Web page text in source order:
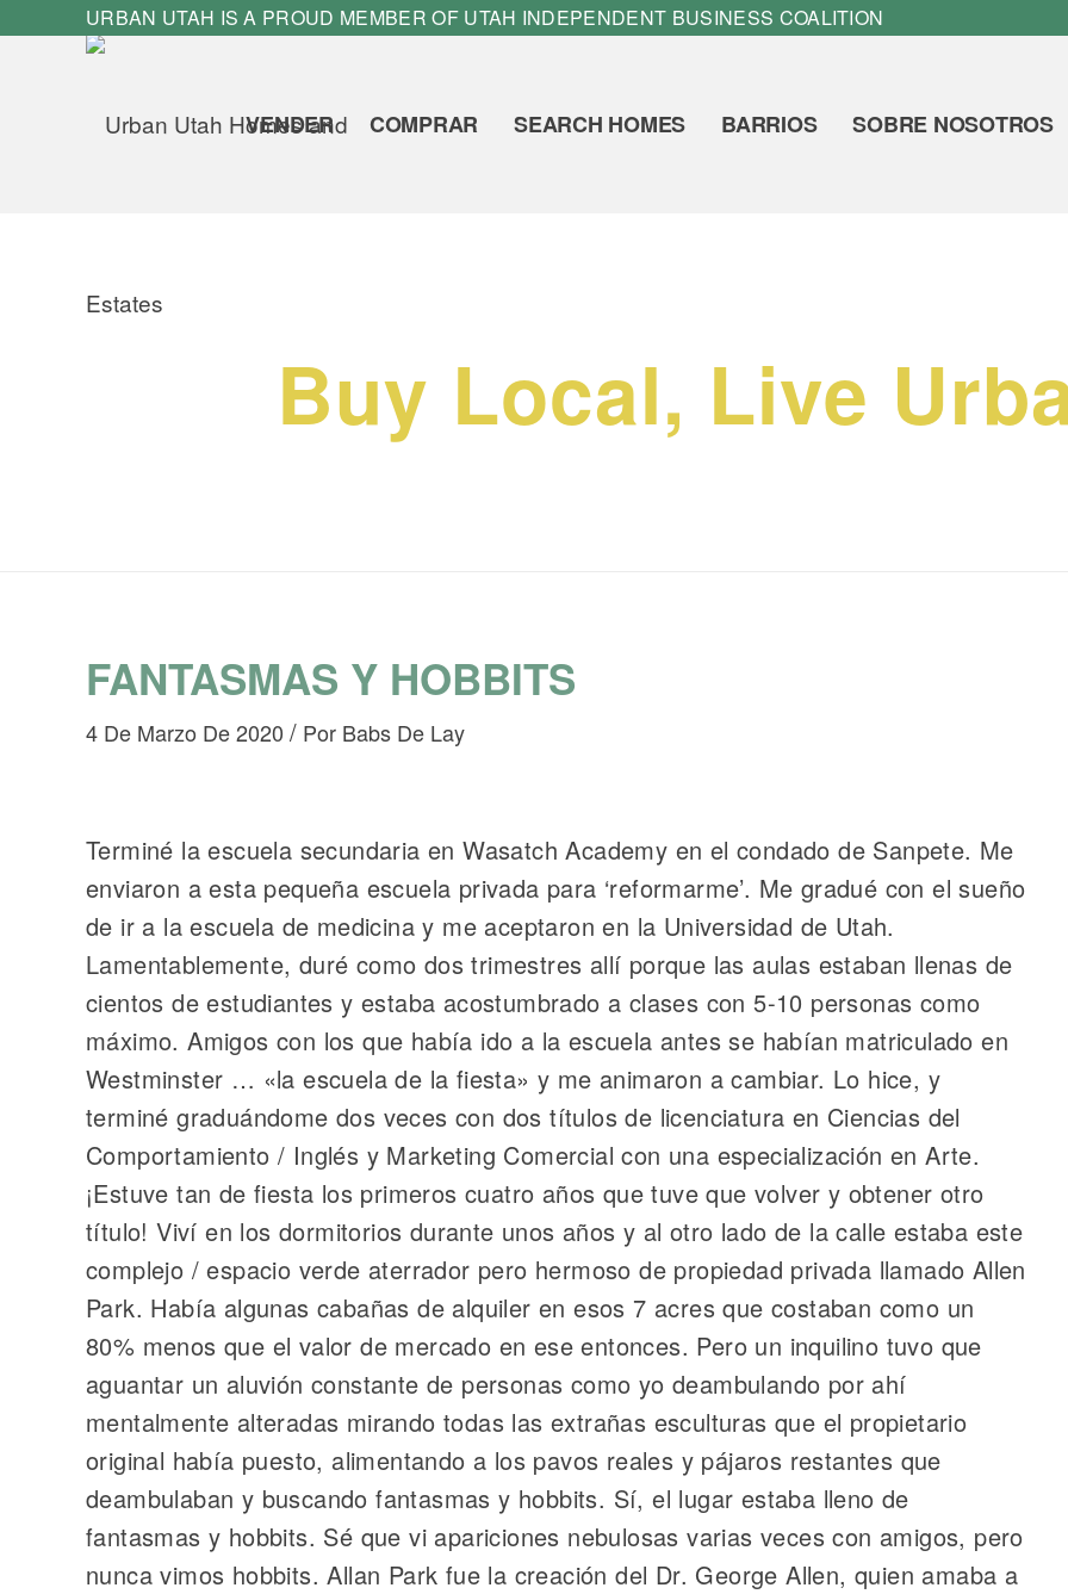
URBAN UTAH IS A PROUD MEMBER OF UTAH INDEPENDENT BUSINESS COALITION
VENDER COMPRAR SEARCH HOMES BARRIOS SOBRE NOSOTROS
Buy Local, Live
FANTASMAS Y HOBBITS
4 De Marzo De 2020 / Por Babs De Lay
Terminé la escuela secundaria en Wasatch Academy en el condado de Sanpete. Me
enviaron a esta pequeña escuela privada para ‘reformarme’. Me gradué con el sueño
de ir a la escuela de medicina y me aceptaron en la Universidad de Utah.
Lamentablemente, duré como dos trimestres allí porque las aulas estaban llenas de
cientos de estudiantes y estaba acostumbrado a clases con 5-10 personas como
máximo. Amigos con los que había ido a la escuela antes se habían matriculado en
Westminster … «la escuela de la fiesta» y me animaron a cambiar. Lo hice, y
terminé graduándome dos veces con dos títulos de licenciatura en Ciencias del
Comportamiento / Inglés y Marketing Comercial con una especialización en Arte.
¡Estuve tan de fiesta los primeros cuatro años que tuve que volver y obtener otro
título! Viví en los dormitorios durante unos años y al otro lado de la calle estaba este
complejo / espacio verde aterrador pero hermoso de propiedad privada llamado Allen
Park. Había algunas cabañas de alquiler en esos 7 acres que costaban como un
80% menos que el valor de mercado en ese entonces. Pero un inquilino tuvo que
aguantar un aluvión constante de personas como yo deambulando por ahí
mentalmente alteradas mirando todas las extrañas esculturas que el propietario
original había puesto, alimentando a los pavos reales y pájaros restantes que
deambulaban y buscando fantasmas y hobbits. Sí, el lugar estaba lleno de
fantasmas y hobbits. Sé que vi apariciones nebulosas varias veces con amigos, pero
nunca vimos hobbits. Allan Park fue la creación del Dr. George Allen, quien amaba a